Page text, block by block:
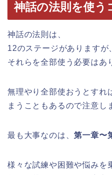
神話の法則を使う
神話の法則は、
12のステージがありますが
それらを全部使う必要はあ
無理やり全部使おうとすれ
まうこともあるので注意し
最も大事なのは、第一章〜
様々な試練や困難や悩みを